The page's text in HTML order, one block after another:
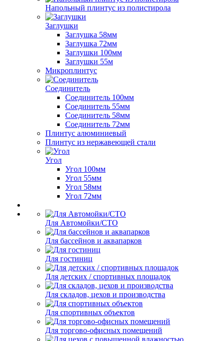
Напольный плинтус из полистирола
Заглушки
Заглушка 58мм
Заглушка 72мм
Заглушки 100мм
Заглушки 55м
Микроплинтус
Соединитель
Соединитель 100мм
Соединитель 55мм
Соединитель 58мм
Соединитель 72мм
Плинтус алюминиевый
Плинтус из нержавеющей стали
Угол
Угол 100мм
Угол 55мм
Угол 58мм
Угол 72мм
Для Автомойки/СТО
Для бассейнов и аквапарков
Для гостиниц
Для детских / спортивных площадок
Для складов, цехов и производства
Для спортивных объектов
Для торгово-офисных помещений